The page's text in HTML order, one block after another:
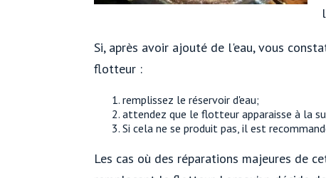
Si, après avoir ajouté de l'eau, vous
flotteur :
remplissez le réservoir d'eau;
attendez que le flotteur apparaisse à la
Si cela ne se produit pas, il est
Les cas où des réparations majeures de